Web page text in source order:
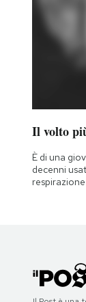
Il volto
È di una
decenni